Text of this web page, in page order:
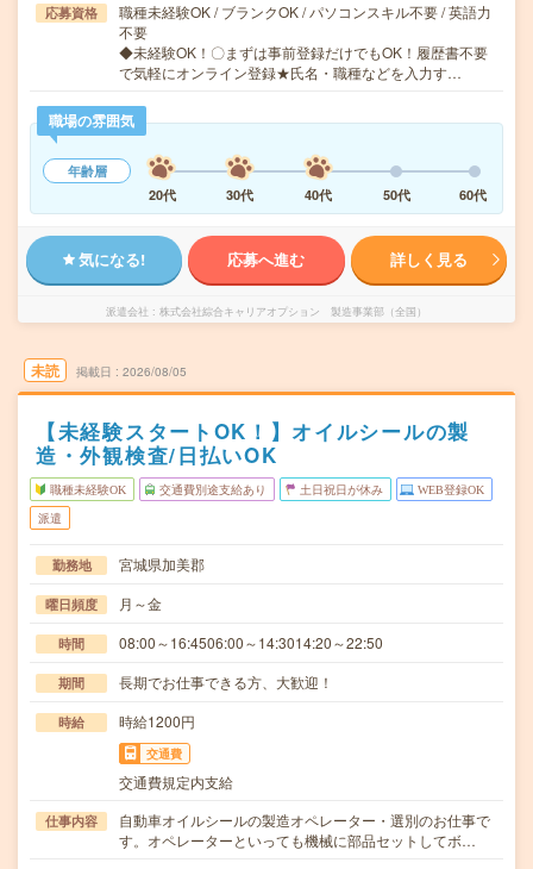
応募資格
職種未経験OK / ブランクOK / パソコンスキル不要 / 英語力
不要
◆未経験OK！〇まずは事前登録だけでもOK！履歴書不要
で気軽にオンライン登録★氏名・職種などを入力す…
職場の雰囲気
年齢層
20代
30代 40代 50代 60代
気になる! 応募へ進む 詳しく見る
派遣会社 株式会社綜合キャリアオプション 製造事業部（全国）
未読 掲載日 2026/08/05
【未経験スタートOK！】オイルシールの製
造・外観検査/日払いOK
職種未経験OK 交通費別途支給あり 土日祝日が休み WEB登録OK
派遣
勤務地 宮城県加美郡
曜日頻度 月～金
時間 08:00～16:4506:00～14:3014:20～22:50
期間 長期でお仕事できる方、大歓迎！
時給 時給1200円
交通費
交通費規定内支給
仕事内容
自動車オイルシールの製造オペレーター・選別のお仕事で
す。オペレーターといっても機械に部品セットしてボ…